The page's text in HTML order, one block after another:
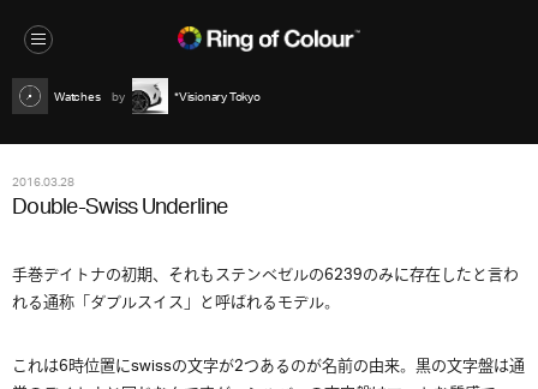
Watches *Visionary Tokyo
2016.03.28
Double-Swiss Underline
手巻デイトナの初期、それもステンベゼルの6239のみに存在したと言わ
れる通称「ダブルスイス」と呼ばれるモデル。
これは6時位置にswissの文字が2つあるのが名前の由来。黒の文字盤は通